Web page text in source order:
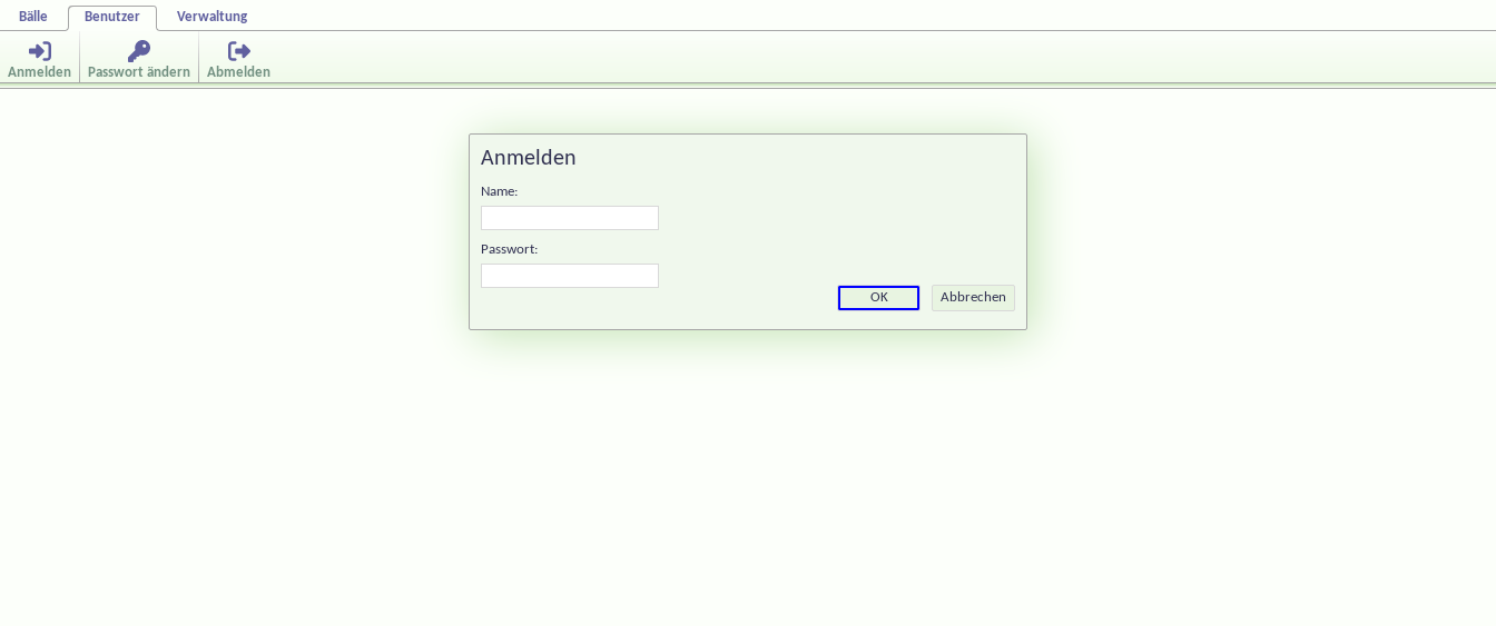
Bälle Benutzer Verwaltung
Anmelden Passwort ändern Abmelden
Anmelden
Name:
Passwort: